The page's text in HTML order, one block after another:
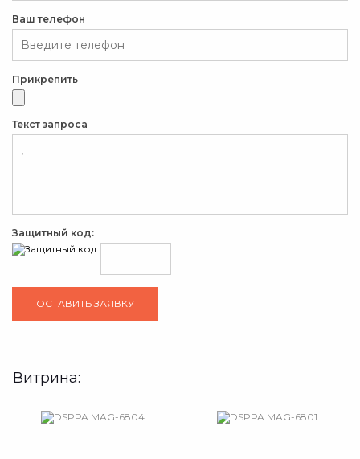
Ваш телефон
Прикрепить
Текст запроса
Защитный код:
Витрина: